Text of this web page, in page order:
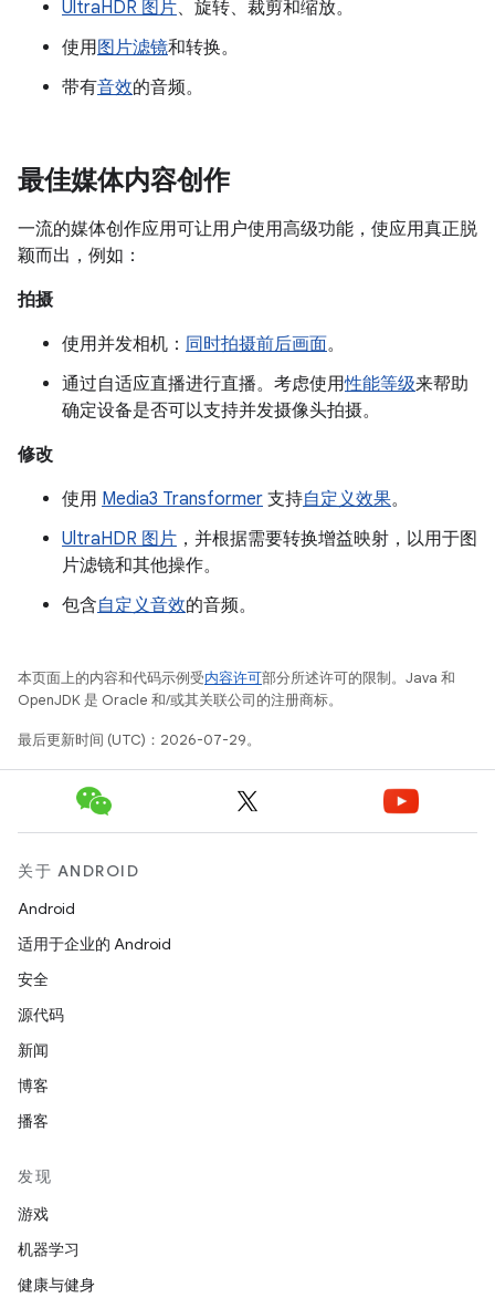
UltraHDR 图片、旋转、裁剪和缩放。
使用图片滤镜和转换。
带有音效的音频。
最佳媒体内容创作
一流的媒体创作应用可让用户使用高级功能，使应用真正脱
颖而出，例如：
拍摄
使用并发相机： 同时拍摄前后画面。
通过自适应直播进行直播。考虑使用性能等级来帮助
确定设备是否可以支持并发摄像头拍摄。
修改
使用 Media3 Transformer 支持自定义效果。
UltraHDR 图片 ，并根据需要转换增益映射，以用于图
片滤镜和其他操作。
包含自定义音效的音频。
本页面上的内容和代码示例受内容许可部分所述许可的限制。Java 和
OpenJDK 是 Oracle 和/或其关联公司的注册商标。
最后更新时间 (UTC)：2026-07-29。
关于 ANDROID
Android
适用于企业的 Android
安全
源代码
新闻
博客
播客
发现
游戏
机器学习
健康与健身